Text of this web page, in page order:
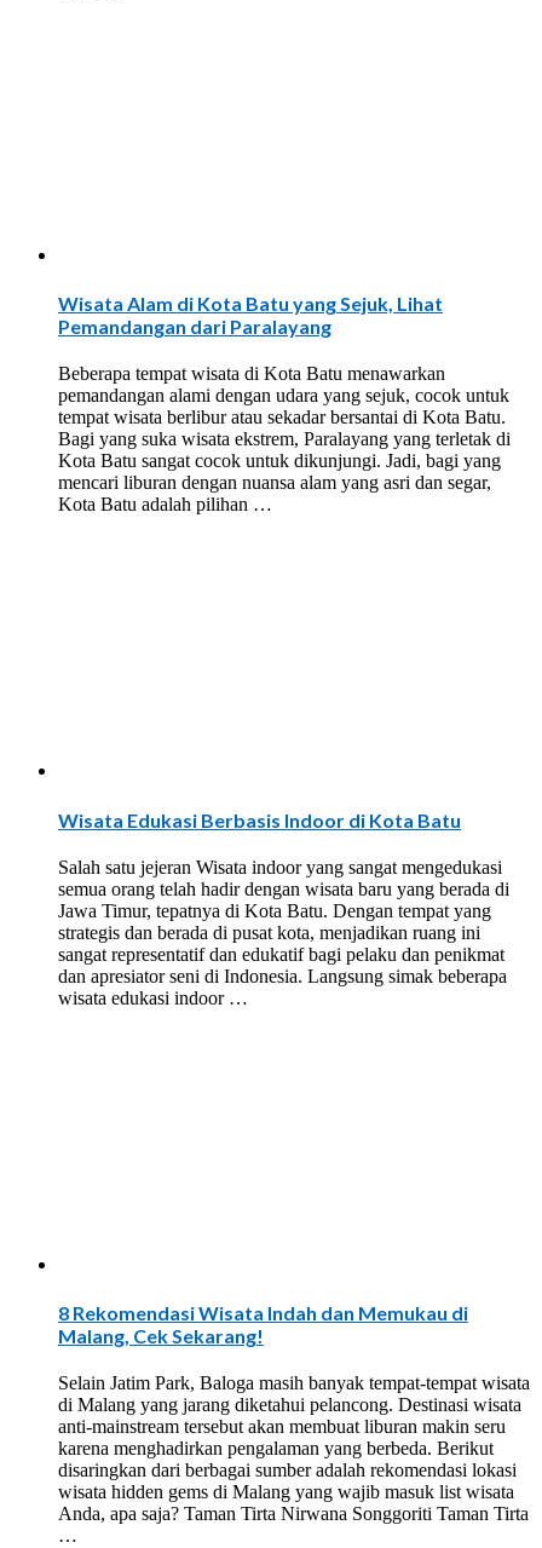
Wisata Alam di Kota Batu yang Sejuk, Lihat
Pemandangan dari Paralayang
Beberapa tempat wisata di Kota Batu menawarkan
pemandangan alami dengan udara yang sejuk, cocok untuk
tempat wisata berlibur atau sekadar bersantai di Kota Batu.
Bagi yang suka wisata ekstrem, Paralayang yang terletak di
Kota Batu sangat cocok untuk dikunjungi. Jadi, bagi yang
mencari liburan dengan nuansa alam yang asri dan segar,
Kota Batu adalah pilihan …
Wisata Edukasi Berbasis Indoor di Kota Batu
Salah satu jejeran Wisata indoor yang sangat mengedukasi
semua orang telah hadir dengan wisata baru yang berada di
Jawa Timur, tepatnya di Kota Batu. Dengan tempat yang
strategis dan berada di pusat kota, menjadikan ruang ini
sangat representatif dan edukatif bagi pelaku dan penikmat
dan apresiator seni di Indonesia. Langsung simak beberapa
wisata edukasi indoor …
8 Rekomendasi Wisata Indah dan Memukau di
Malang, Cek Sekarang!
Selain Jatim Park, Baloga masih banyak tempat-tempat wisata
di Malang yang jarang diketahui pelancong. Destinasi wisata
anti-mainstream tersebut akan membuat liburan makin seru
karena menghadirkan pengalaman yang berbeda. Berikut
disaringkan dari berbagai sumber adalah rekomendasi lokasi
wisata hidden gems di Malang yang wajib masuk list wisata
Anda, apa saja? Taman Tirta Nirwana Songgoriti Taman Tirta
…